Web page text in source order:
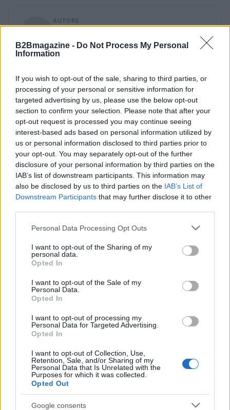
B2Bmagazine - Do Not Process My Personal
Information
If you wish to opt-out of the sale, sharing to third parties, or
processing of your personal or sensitive information for
targeted advertising by us, please use the below opt-out
section to confirm your selection. Please note that after your
opt-out request is processed you may continue seeing
interest-based ads based on personal information utilized by
us or personal information disclosed to third parties prior to
your opt-out. You may separately opt-out of the further
disclosure of your personal information by third parties on the
IAB’s list of downstream participants. This information may
also be disclosed by us to third parties on the IAB’s List of
Downstream Participants that may further disclose it to other
Please note that this website/app uses one or more Google
not limited to your visit or usage behaviour. You may click to
grant or deny consent to Google and its third-party tags to
use your data for below specified purposes in below Google
consent section.
Personal Data Processing Opt Outs
I want to opt-out of the Sharing of my
personal data.
Opted In
I want to opt-out of the Sale of my
Personal Data.
Opted In
I want to opt-out of processing my
Personal Data for Targeted Advertising.
Opted In
I want to opt-out of Collection, Use,
Retention, Sale, and/or Sharing of my
Personal Data that Is Unrelated with the
Purposes for which it was collected.
Opted Out
Google consents
AUTORE
Martina Pellegrino ha proposto e curato il
dossier sul restauro degli Uffizi dopo un
editoriale di contestualizzazione storica.
Redattrice storica, è nota per un dettaglio:
annota cronologie su cartoline d'epoca
fiorentina.
Continua a leggere